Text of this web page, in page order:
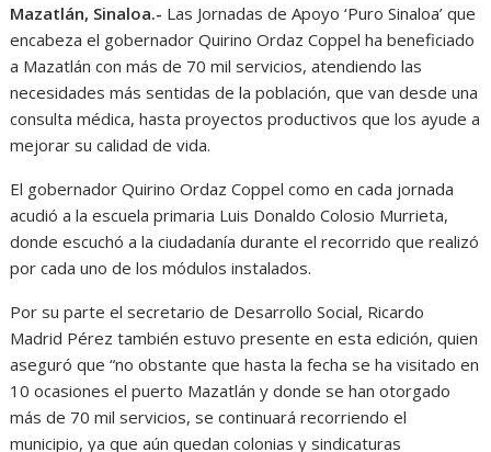
Mazatlán, Sinaloa.- Las Jornadas de Apoyo ‘Puro Sinaloa’ que
encabeza el gobernador Quirino Ordaz Coppel ha beneficiado
a Mazatlán con más de 70 mil servicios, atendiendo las
necesidades más sentidas de la población, que van desde una
consulta médica, hasta proyectos productivos que los ayude a
mejorar su calidad de vida.
El gobernador Quirino Ordaz Coppel como en cada jornada
acudió a la escuela primaria Luis Donaldo Colosio Murrieta,
donde escuchó a la ciudadanía durante el recorrido que realizó
por cada uno de los módulos instalados.
Por su parte el secretario de Desarrollo Social, Ricardo
Madrid Pérez también estuvo presente en esta edición, quien
aseguró que “no obstante que hasta la fecha se ha visitado en
10 ocasiones el puerto Mazatlán y donde se han otorgado
más de 70 mil servicios, se continuará recorriendo el
municipio, ya que aún quedan colonias y sindicaturas